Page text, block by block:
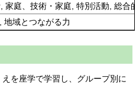
家庭、技術・家庭, 特別活動, 総合
地域とつながる力
を座学で学習し、グループ別に